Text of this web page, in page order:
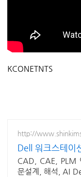
KCONETNTS
http://
Dell 워크스테이
CAD, CAE, PLM
문설계, 해석, AI